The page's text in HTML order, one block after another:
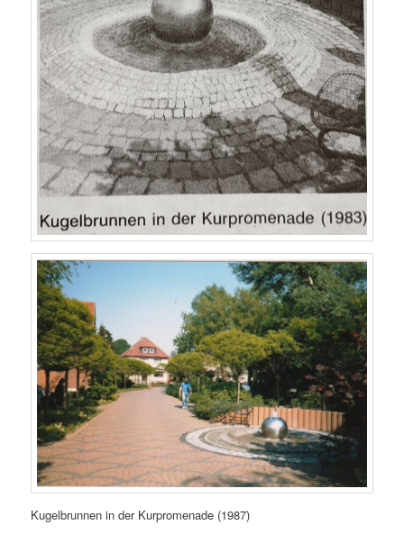
Kugelbrunnen in der Kurpromenade (1987)